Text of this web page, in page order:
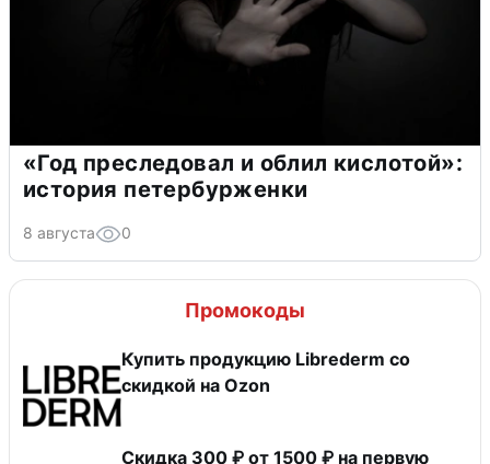
«Год преследовал и облил кислотой»:
история петербурженки
8 августа 0
Промокоды
Купить продукцию Librederm со
скидкой на Ozon
Скидка 300 ₽ от 1500 ₽ на первую